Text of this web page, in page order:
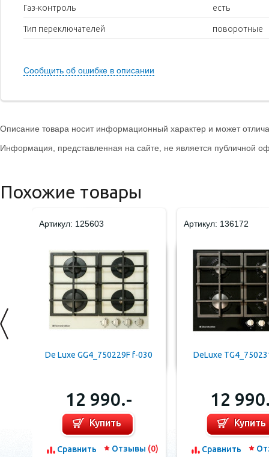
Газ-контроль есть
Тип переключателей поворотные
Сообщить об ошибке в описании
Описание товара носит информационный характер и может
Информация, представленная на сайте, не является публичной
Похожие товары
Артикул: 125603
De Luxe GG4_750229F f-030
12 990.-
Купить
Сравнить Отзывы (0)
Артикул: 136172
DeLuxe
12
Купить
Сравнить